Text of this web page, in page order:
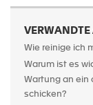
VERWANDTE
Wie reinige ich
Warum ist es
Wartung an ein
schicken?